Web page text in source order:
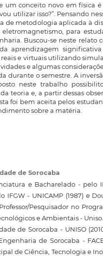
um conceito novo em física é
utilizar isso?”. Pensando
de metodologia aplicada à
para
Buscou-se neste relato
aprendizagem
e virtuais utilizando
e algumas
durante o semestre. A
neste trabalho
teoria e, a partir dessas
foi bem aceita pelos
sobre a matéria.
de Sorocaba
e Bacharelado - pelo
IFGW - UNICAMP (1987) e
Pesquisador no
e Ambientais -
de Sorocaba - UNISO
de Sorocaba -
de Ciência, Tecnologia e